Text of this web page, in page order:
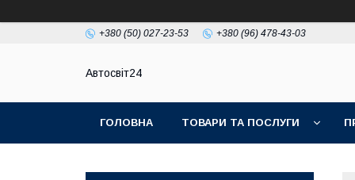
+380 (50) 027-23-53 +380 (96) 478-43-03
Автосвіт24
ГОЛОВНА ТОВАРИ ТА ПОСЛУГИ